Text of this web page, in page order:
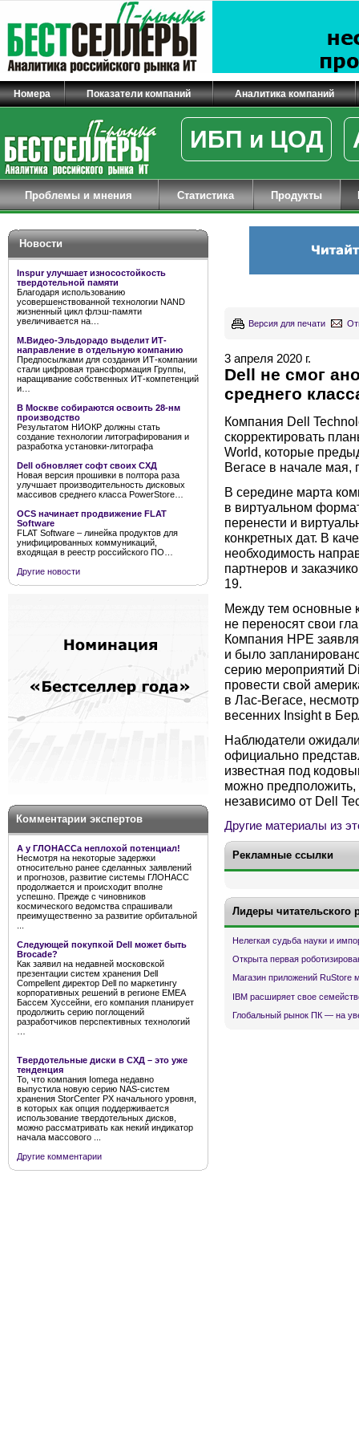
Номера Показатели компаний Аналитика компаний
ИБП и ЦОД
Проблемы и мнения Статистика Продукты
Новости
Inspur улучшает износостойкость
твердотельной памяти
Благодаря использованию
усовершенствованной технологии NAND
жизненный цикл флэш-памяти
увеличивается на…
М.Видео-Эльдорадо выделит ИТ-
направление в отдельную компанию
Предпосылками для создания ИТ-компании
стали цифровая трансформация Группы,
наращивание собственных ИТ-компетенций
и…
В Москве собираются освоить 28-нм
производство
Результатом НИОКР должны стать
создание технологии литографирования и
разработка установки-литографа
Dell обновляет софт своих СХД
Новая версия прошивки в полтора раза
улучшает производительность дисковых
массивов среднего класса PowerStore…
OCS начинает продвижение FLAT
Software
FLAT Software – линейка продуктов для
унифицированных коммуникаций,
входящая в реестр российского ПО…
Другие новости
Комментарии экспертов
А у ГЛОНАССа неплохой потенциал!
Несмотря на некоторые задержки
относительно ранее сделанных заявлений
и прогнозов, развитие системы ГЛОНАСС
продолжается и происходит вполне
успешно. Прежде с чиновников
космического ведомства спрашивали
преимущественно за развитие орбитальной
Следующей покупкой Dell может быть
Brocade?
Как заявил на недавней московской
презентации систем хранения Dell
Compellent директор Dell по маркетингу
корпоративных решений в регионе EMEA
Бассем Хуссейни, его компания планирует
продолжить серию поглощений
разработчиков перспективных технологий
Твердотельные диски в СХД – это уже
тенденция
То, что компания Iomega недавно
выпустила новую серию NAS-систем
хранения StorCenter PX начального уровня,
в которых как опция поддерживается
использование твердотельных дисков,
можно рассматривать как некий индикатор
начала массового ...
Другие комментарии
Версия для печати
3 апреля 2020 г.
Dell не смог
среднего
Компания Dell
скорректировать
World, которые
Вегасе в начале
В середине марта
в виртуальном
перенести и
конкретных дат. В
необходимость
партнеров и
19.
Между тем основные
не переносят свои
Компания HPE
и было
серию мероприятий
провести свой
в Лас-Вегасе,
весенних Insight в
Наблюдатели
официально
известная под
можно
независимо от Dell
Другие материалы из
Рекламные ссылки
Лидеры читательского
Нелегкая судьба науки и
Открыта первая
Магазин приложений RuStore
IBM расширяет свое
Глобальный рынок ПК — на